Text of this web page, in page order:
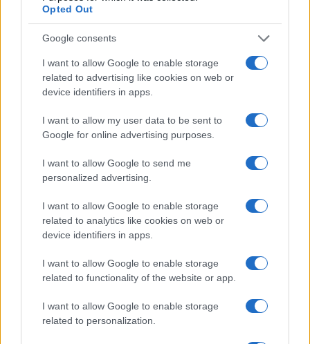
Opted Out
Google consents
I want to allow Google to enable storage
related to advertising like cookies on web or
device identifiers in apps.
I want to allow my user data to be sent to
Google for online advertising purposes.
I want to allow Google to send me
personalized advertising.
I want to allow Google to enable storage
related to analytics like cookies on web or
device identifiers in apps.
I want to allow Google to enable storage
related to functionality of the website or app.
I want to allow Google to enable storage
related to personalization.
F
a
ce
b
o
o
k
T
w
it
te
r
Pi
n
te
re
st
W
h
at
s
A
p
p
S
h
a
Articolo precedente
Prossimo articolo
Incendio nella notte a Olbia, a fuoco due furgoni
A fuoco un deposito con bombole, intervento dei
vigili del fuoco a Rudalza
Ristorante distrutto dalle fiamme a La
Maddalena, incendio a Monti d’à rena